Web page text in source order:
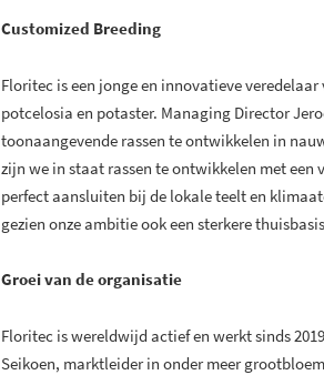
Customized Breeding
Floritec is een jonge en innovatieve
potcelosia en potaster. Managing Director
toonaangevende rassen te ontwikkelen in
zijn we in staat rassen te ontwikkelen met
perfect aansluiten bij de lokale teelt en
gezien onze ambitie ook een sterkere
Groei van de organisatie
Floritec is wereldwijd actief en werkt sinds
Seikoen, marktleider in onder meer